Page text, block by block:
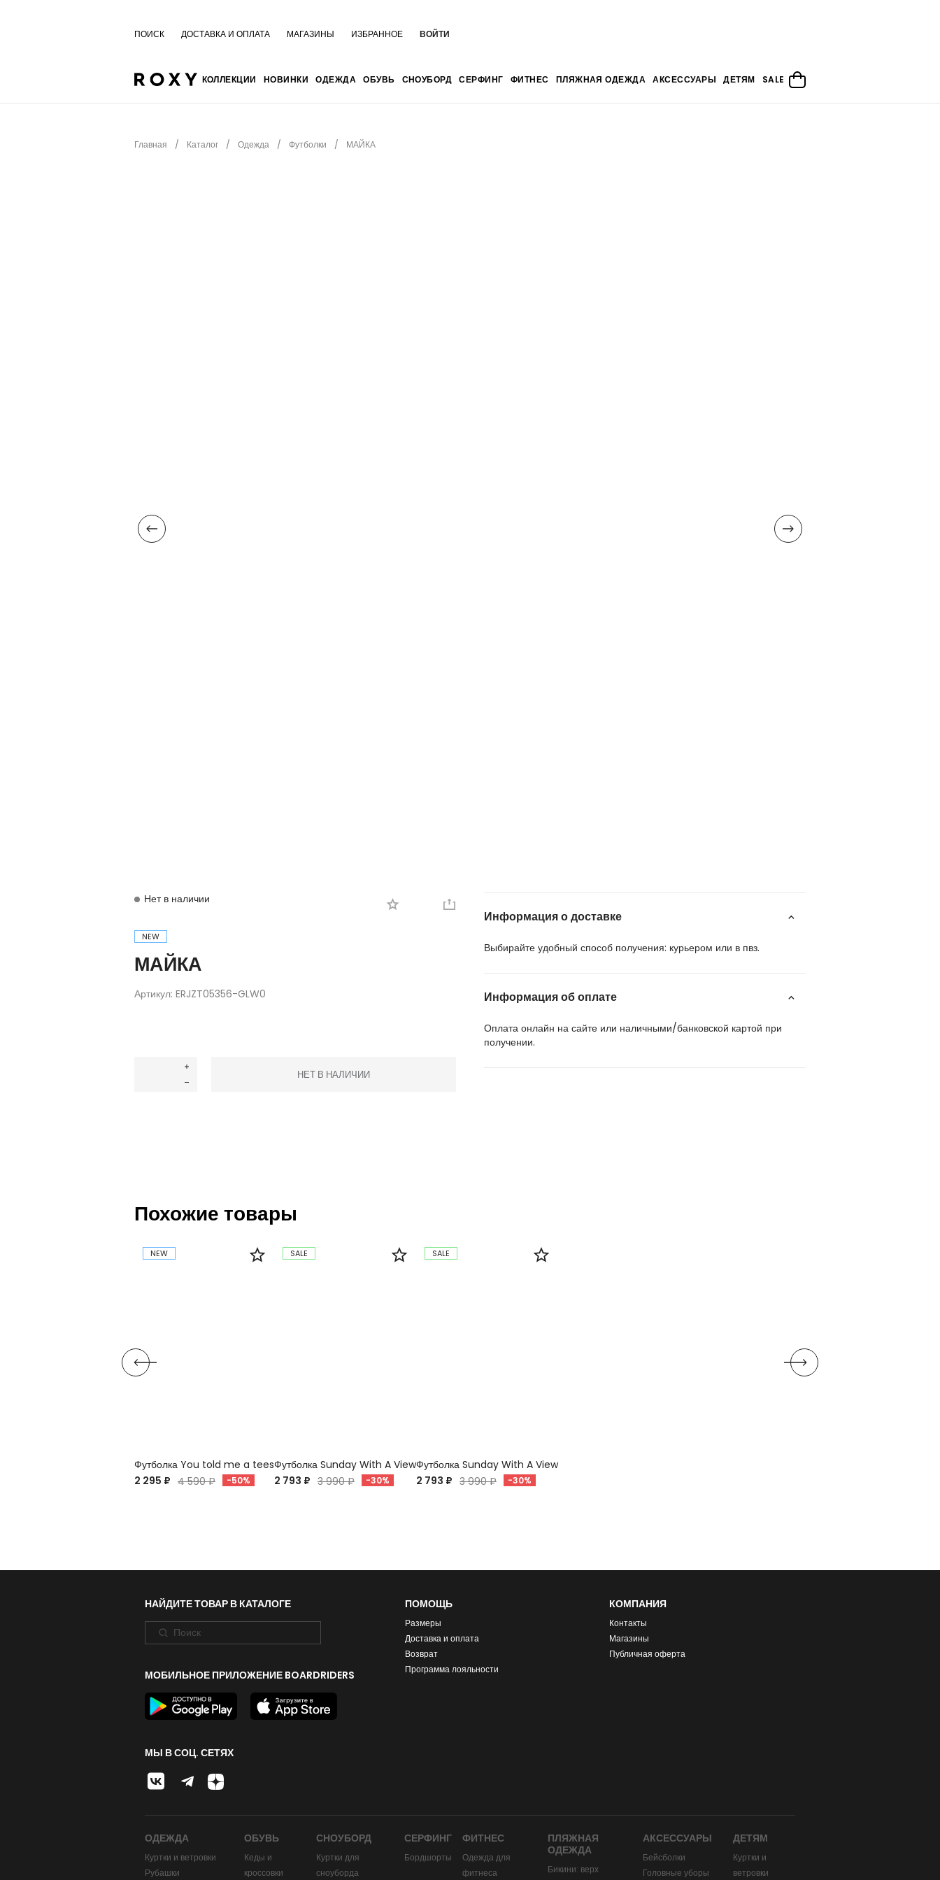
ПОИСК ДОСТАВКА И ОПЛАТА МАГАЗИНЫ ИЗБРАННОЕ ВОЙТИ
КОЛЛЕКЦИИ НОВИНКИ ОДЕЖДА ОБУВЬ СНОУБОРД СЕРФИНГ ФИТНЕС ПЛЯЖНАЯ ОДЕЖДА АКСЕССУАРЫ ДЕТЯМ SALE
Главная Каталог Одежда Футболки МАЙКА
Нет в наличии
NEW
МАЙКА
Артикул: ERJZT05356-GLW0
НЕТ В НАЛИЧИИ
Информация о доставке
Выбирайте удобный способ получения: курьером или в пвз.
Информация об оплате
Оплата онлайн на сайте или наличными/банковской картой при
получении.
Похожие товары
NEW
Футболка You told me a tees
2 295 ₽ 4 590 ₽ -50%
SALE
Футболка Sunday With A View
2 793 ₽ 3 990 ₽ -30%
SALE
Футболка Sunday With A View
2 793 ₽ 3 990 ₽ -30%
НАЙДИТЕ ТОВАР В КАТАЛОГЕ
МОБИЛЬНОЕ ПРИЛОЖЕНИЕ BOARDRIDERS
МЫ В СОЦ. СЕТЯХ
ПОМОЩЬ
Размеры
Доставка и оплата
Возврат
Программа лояльности
КОМПАНИЯ
Контакты
Магазины
Публичная оферта
ОДЕЖДА
Куртки и ветровки
Рубашки
ОБУВЬ
Кеды и
кроссовки
СНОУБОРД
Куртки для
сноуборда
СЕРФИНГ
Бордшорты
ФИТНЕС
Одежда для
фитнеса
ПЛЯЖНАЯ
ОДЕЖДА
Бикини: верх
АКСЕССУАРЫ
Бейсболки
Головные уборы
ДЕТЯМ
Куртки и
ветровки